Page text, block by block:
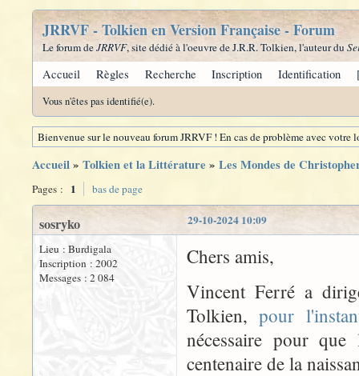
JRRVF - Tolkien en Version Française - Forum
Le forum deJRRVF, site dédié à l'oeuvre de J.R.R. Tolkien, l'auteur du
Accueil Règles Recherche Inscription Identification
Vous n'êtes pas identifié(e).
Bienvenue sur le nouveau forum JRRVF ! En cas de problème avec
Accueil» Tolkien et la Littérature » Les Mondes de
Pages : 1 bas de page
29-10-2024 10:09
sosryko
Lieu : Burdigala
Inscription : 2002
Messages : 2 084
Chers amis,
Vincent Ferré a
Tolkien,pour
nécessaire pour
centenaire de la